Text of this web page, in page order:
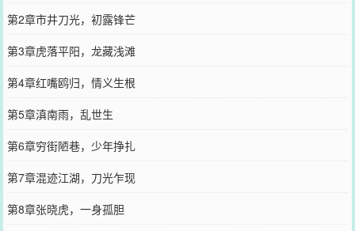
第2章市井刀光，初露锋芒
第3章虎落平阳，龙藏浅滩
第4章红嘴鸥归，情义生根
第5章滇南雨，乱世生
第6章穷街陋巷，少年挣扎
第7章混迹江湖，刀光乍现
第8章张晓虎，一身孤胆